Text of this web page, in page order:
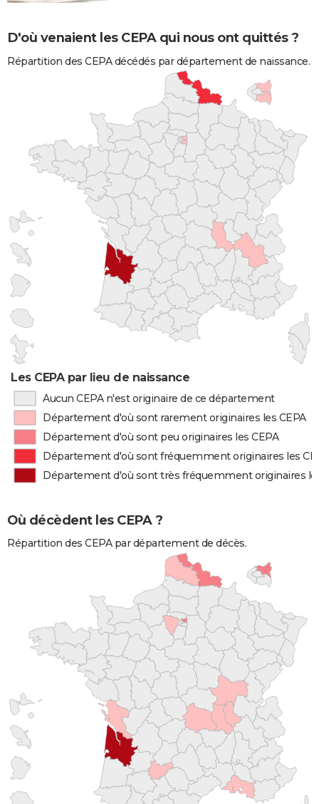
D'où venaient les CEPA qui nous ont quittés ?
Répartition des CEPA décédés par département de naissance.
Les CEPA par lieu de naissance
Aucun CEPA n'est originaire de ce département
Département d'où sont rarement originaires les CEPA
Département d'où sont peu originaires les CEPA
Département d'où sont fréquemment originaires les
Département d'où sont très fréquemment originaires
Où décèdent les CEPA ?
Répartition des CEPA par département de décès.